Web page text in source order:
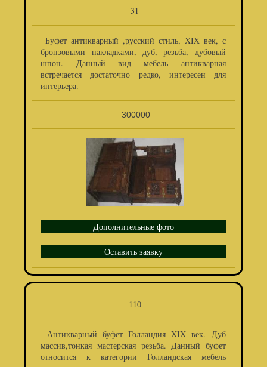
31
Буфет антикварный ,русский стиль, XIX век, с
бронзовыми накладками, дуб, резьба, дубовый
шпон. Данный вид мебель антикварная
встречается достаточно редко, интересен для
интерьера.
300000
Дополнительные фото
Оставить заявку
110
Антикварный буфет Голландия XIX век. Дуб
массив,тонкая мастерская резьба. Данный буфет
относится к категории Голландская мебель